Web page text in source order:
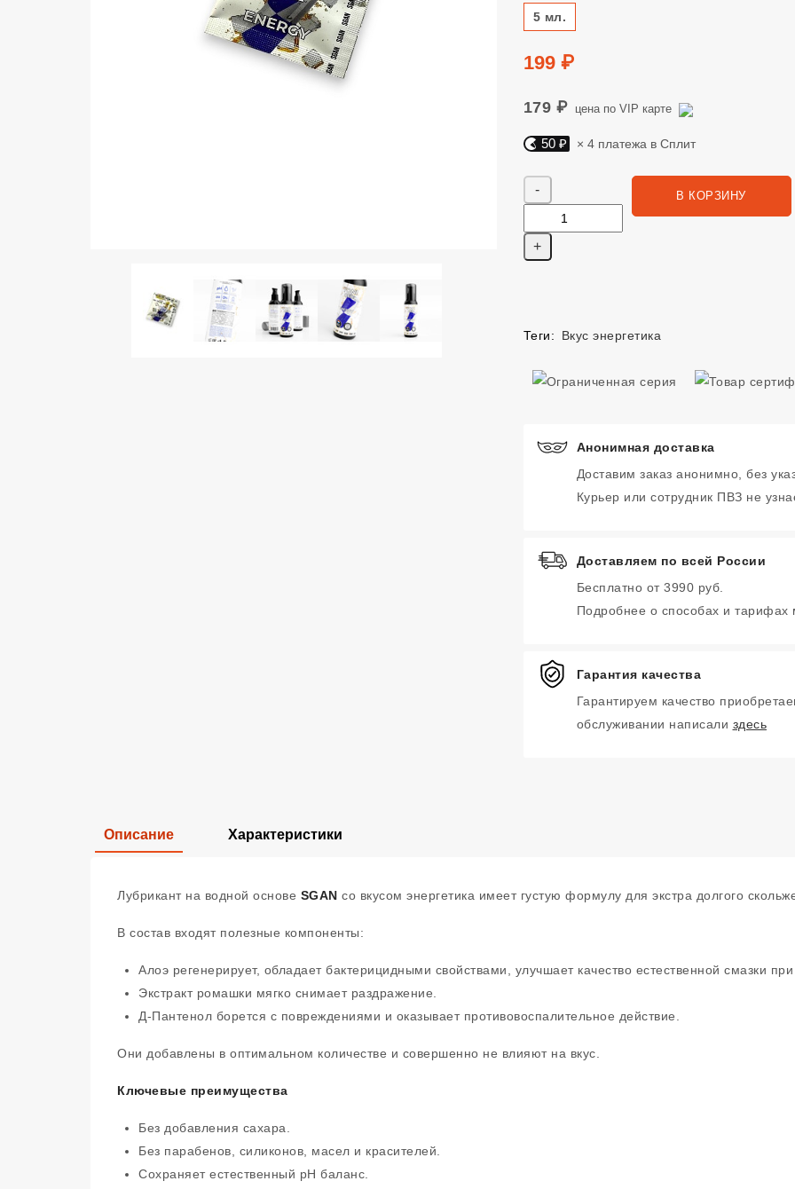
Размер
5 мл.
Цена
199 ₽
179 ₽ цена по VIP карте
Яндекс Сплит. 50 руб, 4 платежа в Сплит
50 ₽ × 4 платежа в Сплит
В КОРЗИНУ
Теги: Вкус энергетика
Анонимная доставка
Доставим заказ анонимно, без
Курьер или сотрудник ПВЗ не
Доставляем по всей России
Бесплатно от 3990 руб.
Подробнее о способах и тарифах
Гарантия качества
Гарантируем качество
обслуживании написали здесь
Описание Характеристики
Лубрикант на водной основе SGAN со вкусом энергетика имеет густую формулу для экстра долгого
В состав входят полезные компоненты:
Алоэ регенерирует, обладает бактерицидными свойствами, улучшает качество естественной смазки
Экстракт ромашки мягко снимает раздражение.
Д-Пантенол борется с повреждениями и оказывает противовоспалительное действие.
Они добавлены в оптимальном количестве и совершенно не влияют на вкус.
Ключевые преимущества
Без добавления сахара.
Без парабенов, силиконов, масел и красителей.
Сохраняет естественный pH баланс.